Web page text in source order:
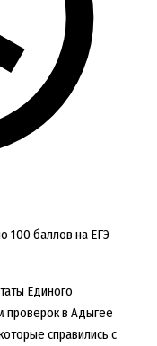
100 баллов на ЕГЭ
Единого
проверок в Адыгее
справились с